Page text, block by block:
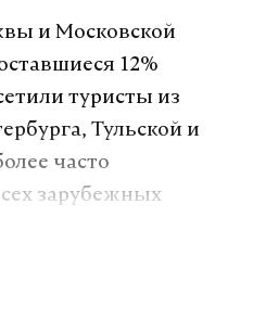
и Московской
12%
туристы из
Тульской и
часто
зарубежных